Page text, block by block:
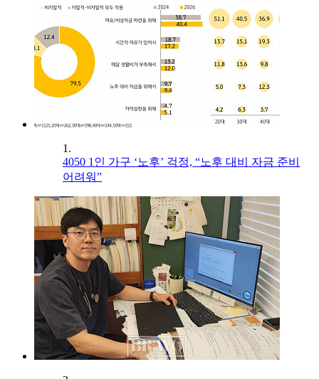
1.
4050 1인 가구 ‘노후’ 걱정, “노후 대비 자금 준비
어려워”